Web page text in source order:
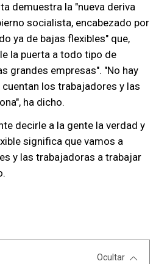
demuestra la "nueva deriva
socialista, encabezado por
ya de bajas flexibles" que,
la puerta a todo tipo de
grandes empresas". "No hay
los trabajadores y las
ha dicho.
decirle a la gente la verdad y
significa que vamos a
y las trabajadoras a trabajar
Ocultar